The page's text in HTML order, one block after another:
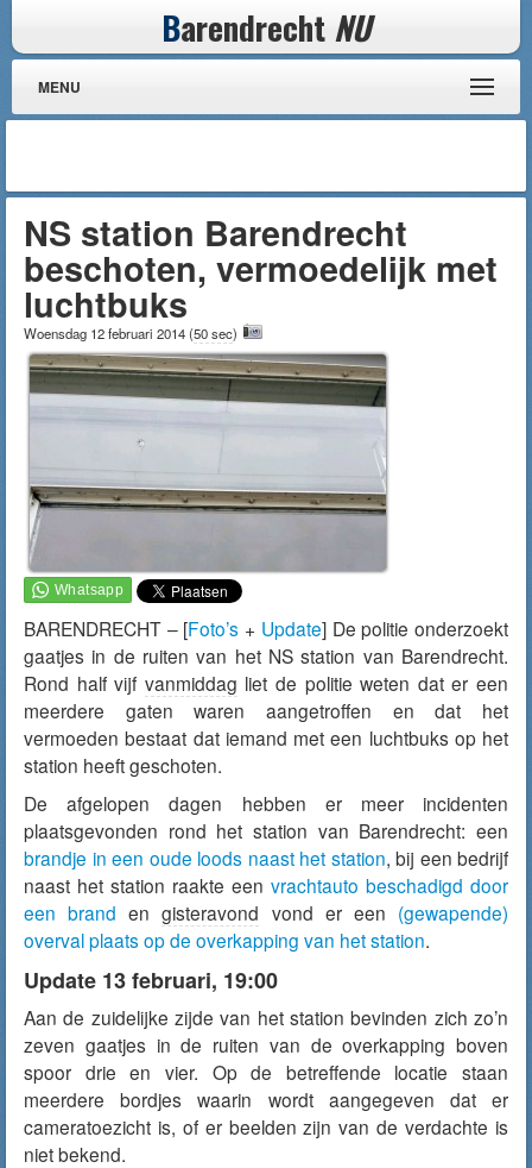
Barendrecht NU
MENU
NS station Barendrecht
beschoten, vermoedelijk met
luchtbuks
Woensdag 12 februari 2014(50 sec)
BARENDRECHT – [Foto’s + Update] De politie onderzoekt
gaatjes in de ruiten van het NS station van Barendrecht.
Rond half vijf vanmiddag liet de politie weten dat er een
meerdere gaten waren aangetroffen en dat het
vermoeden bestaat dat iemand met een luchtbuks op het
station heeft geschoten.
De afgelopen dagen hebben er meer incidenten
plaatsgevonden rond het station van Barendrecht: een
brandje in een oude loods naast het station, bij een bedrijf
naast het station raakte een vrachtauto beschadigd door
een brand engisteravond vond er een (gewapende)
overval plaats op de overkapping van het station.
Update 13 februari, 19:00
Aan de zuidelijke zijde van het station bevinden zich zo’n
zeven gaatjes in de ruiten van de overkapping boven
spoor drie en vier. Op de betreffende locatie staan
meerdere bordjes waarin wordt aangegeven dat er
cameratoezicht is, of er beelden zijn van de verdachte is
niet bekend.